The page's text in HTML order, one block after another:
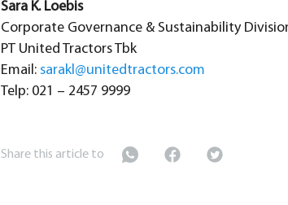
Sara K. Loebis
Corporate Governance & Sustainability
PT United Tractors Tbk
Email: sarakl@unitedtractors.com
Telp: 021 – 2457 9999
Share this article to